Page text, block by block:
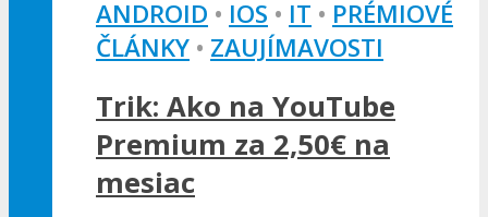
ANDROID • IOS • IT • PRÉMIOVÉ
ČLÁNKY • ZAUJÍMAVOSTI
Trik: Ako na YouTube
Premium za 2,50€ na
mesiac